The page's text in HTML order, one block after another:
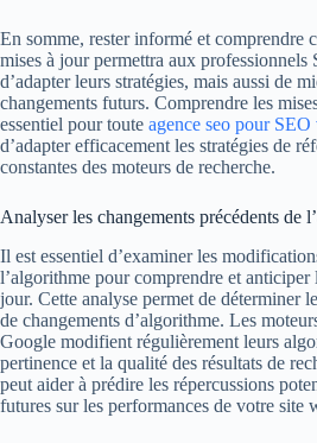
En somme, rester informé et comprendre
mises à jour permettra aux professionnels
d’adapter leurs stratégies, mais aussi de
changements futurs. Comprendre les
essentiel pour toute agence seo pour SEO
d’adapter efficacement les stratégies de
constantes des moteurs de recherche.
Analyser les changements précédents de
Il est essentiel d’examiner les
l’algorithme pour comprendre et anticiper
jour. Cette analyse permet de déterminer
de changements d’algorithme. Les
Google modifient régulièrement leurs
pertinence et la qualité des résultats de
peut aider à prédire les répercussions
futures sur les performances de votre site